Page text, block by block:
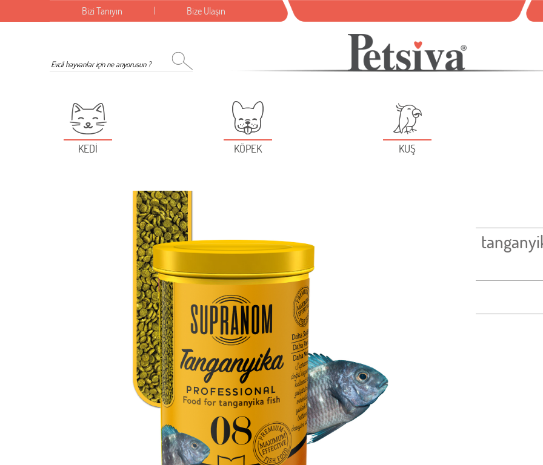
Bizi Tanıyın Bize Ulaşın
KEDİ KÖPEK KUŞ